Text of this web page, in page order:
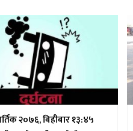
२०७६, बिहीबार १३:४५